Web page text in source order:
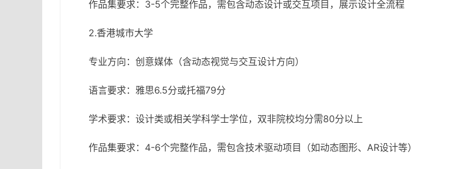
作品集要求：3-5个完整作品，需包含动态设计或交互项目，展示设计全流程
2.香港城市大学
专业方向：创意媒体（含动态视觉与交互设计方向）
语言要求：雅思6.5分或托福79分
学术要求：设计类或相关学科学士学位，双非院校均分需80分以上
作品集要求：4-6个完整作品，需包含技术驱动项目（如动态图形、AR设计等）